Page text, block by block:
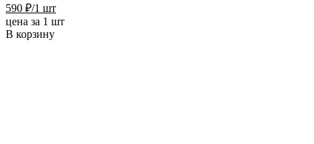
590 ₽/1 шт
цена за 1 шт
В корзину